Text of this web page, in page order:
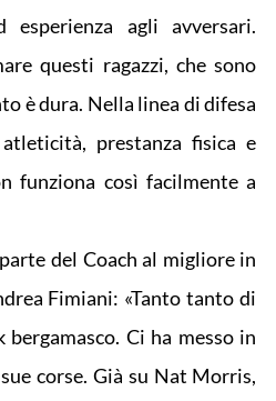
agli avversari.
questi ragazzi, che sono
è dura. Nella linea di difesa
prestanza fisica e
funziona così facilmente a
del Coach al migliore in
Fimiani: «Tanto tanto di
Ci ha messo in
corse. Già su Nat Morris,